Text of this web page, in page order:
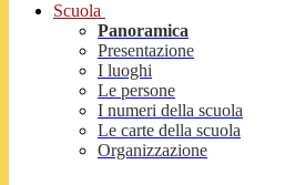
Scuola
Panoramica
Presentazione
I luoghi
Le persone
I numeri della scuola
Le carte della scuola
Organizzazione